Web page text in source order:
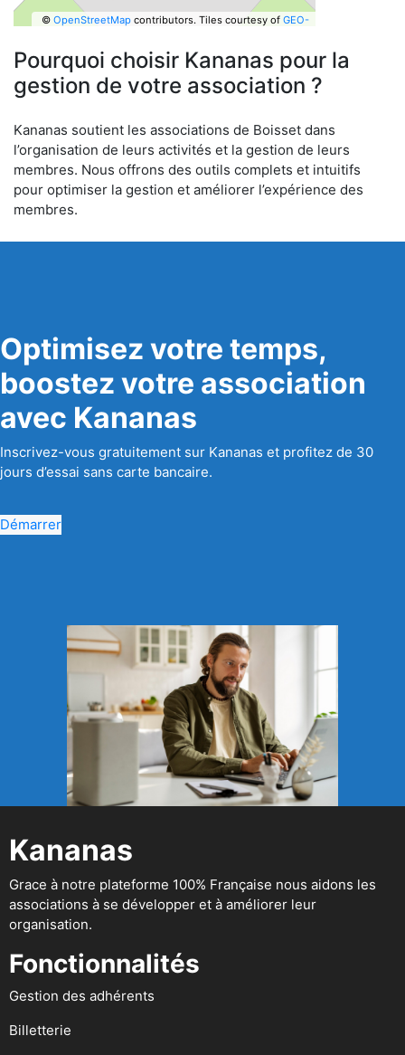
© OpenStreetMapcontributors. Tiles courtesy of GEO-
Pourquoi choisir Kananas pour la
gestion de votre association ?
Kananas soutient les associations de Boisset dans
l’organisation de leurs activités et la gestion de leurs
membres. Nous offrons des outils complets et intuitifs
pour optimiser la gestion et améliorer l’expérience des
membres.
Optimisez votre temps,
boostez votre association
avec Kananas
Inscrivez-vous gratuitement sur Kananas et profitez de 30
jours d’essai sans carte bancaire.
Démarrer
Kananas
Grace à notre plateforme 100% Française nous aidons les
associations à se développer et à améliorer leur
organisation.
Fonctionnalités
Gestion des adhérents
Billetterie